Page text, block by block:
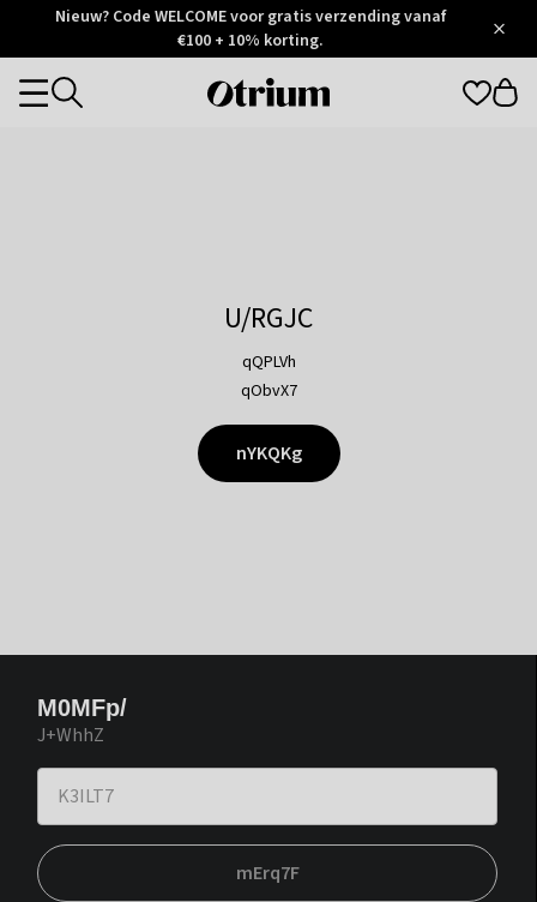
Otrium
Trustpilot
Nieuw? Code WELCOME voor gratis verzending vanaf
€100 + 10% korting.
Otrium
Categories
U/RGJC
qQPLVh
qObvX7
nYKQKg
M0MFp/
J+WhhZ
mErq7F